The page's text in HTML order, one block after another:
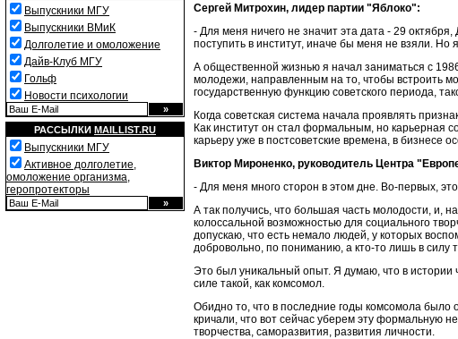
Выпускники МГУ
Выпускники ВМиК
Долголетие и омоложение
Дайв-Клуб МГУ
Гольф
Новости психологии
РАССЫЛКИ MAILLIST.RU
Выпускники МГУ
Активное долголетие,
омоложение организма,
геропротекторы
Сергей Митрохин, лидер партии "Яблоко":
- Для меня ничего не значит эта дата - 29
поступить в институт, иначе бы меня не взяли. Но
А общественной жизнью я начал заниматься с
молодежи, направленным на то, чтобы встроить
государственную функцию советского периода,
Когда советская система начала проявлять
Как институт он стал формальным, но карьерная
карьеру уже в постсоветские времена, в бизнесе
Виктор Мироненко, руководитель Центра
- Для меня много сторон в этом дне. Во-первых,
А так получись, что большая часть молодости, и,
колоссальной возможностью для социального
допускаю, что есть немало людей, у которых
добровольно, по пониманию, а кто-то лишь в силу
Это был уникальный опыт. Я думаю, что в
силе такой, как комсомол.
Обидно то, что в последние годы комсомола было
кричали, что вот сейчас уберем эту формальную
творчества, саморазвития, развития личности.